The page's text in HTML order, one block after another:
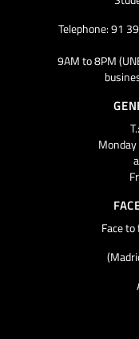
Telephone: 91
9AM to 8PM
Face